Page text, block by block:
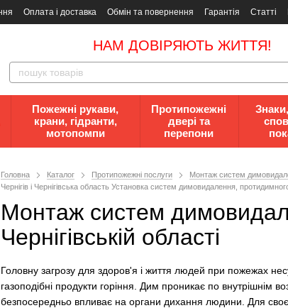
Оплата і доставка Обмін та повернення Гарантія Статті
безпеки
НАМ ДОВІРЯЮТЬ ЖИТТЯ!
Пожежні рукави,
крани, гідранти,
мотопомпи
Протипожежні
двері та
перепони
Головна Каталог Протипожежні послуги
Монтаж систем
Чернігів і Чернігівська область Установка систем димовидалення,
Монтаж систем
Чернігівській області
Головну загрозу для здоров'я і життя людей при пожежах
газоподібні продукти горіння. Дим проникає по внутрішнім
безпосередньо впливає на органи дихання людини. Для